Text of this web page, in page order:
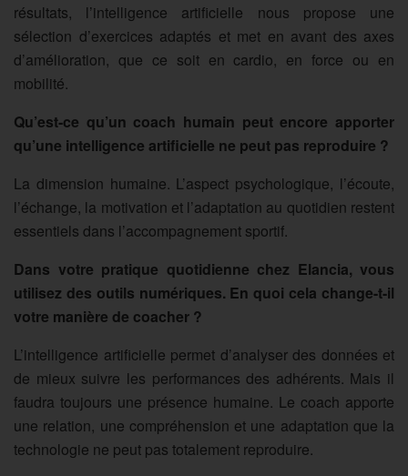
résultats, l’intelligence artificielle nous propose une
sélection d’exercices adaptés et met en avant des axes
d’amélioration, que ce soit en cardio, en force ou en
mobilité.
Qu’est-ce qu’un coach humain peut encore apporter
qu’une intelligence artificielle ne peut pas reproduire ?
La dimension humaine. L’aspect psychologique, l’écoute,
l’échange, la motivation et l’adaptation au quotidien restent
essentiels dans l’accompagnement sportif.
Dans votre pratique quotidienne chez Elancia, vous
utilisez des outils numériques. En quoi cela change-t-il
votre manière de coacher ?
L’intelligence artificielle permet d’analyser des données et
de mieux suivre les performances des adhérents. Mais il
faudra toujours une présence humaine. Le coach apporte
une relation, une compréhension et une adaptation que la
technologie ne peut pas totalement reproduire.